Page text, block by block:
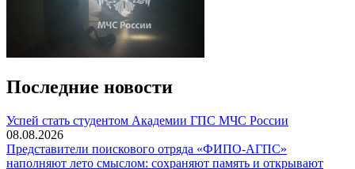
Последние новости
️Успей стать студентом Академии ГПС МЧС России
08.08.2026
Представители поискового отряда «ФИПО-АГПС»
наполняют лето смыслом: сохраняют память и открывают